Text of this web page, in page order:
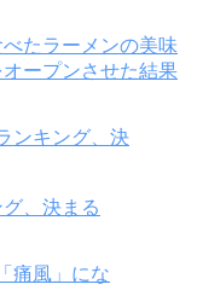
たラーメンの美味
ープンさせた結果
、決まる